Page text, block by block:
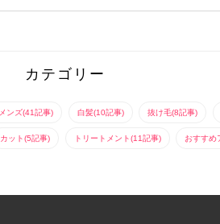
カテゴリー
メンズ(41記事) 白髪(10記事) 抜け毛(8記事)
カット(5記事) トリートメント(11記事) おすすめ